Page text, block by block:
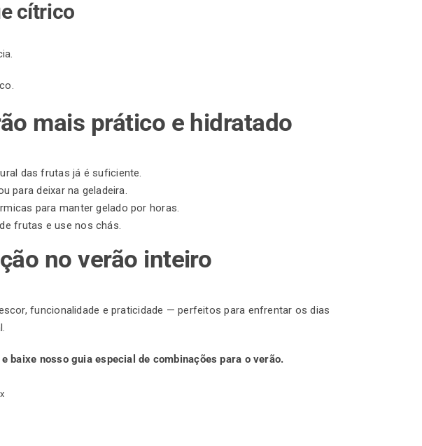
cítrico
mais prático e hidratado
das frutas já é suficiente.
para deixar na geladeira.
para manter gelado por horas.
frutas e use nos chás.
no verão inteiro
funcionalidade e praticidade — perfeitos para enfrentar os dias
baixe nosso guia especial de combinações para o verão.